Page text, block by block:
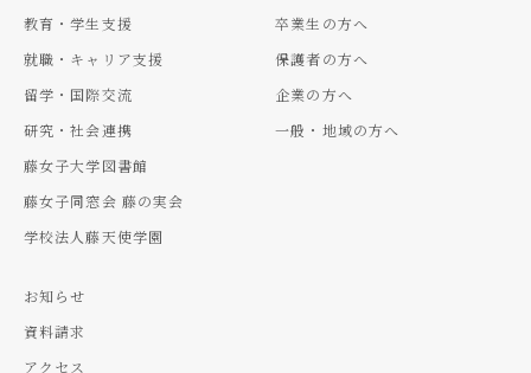
教育・学生支援
就職・キャリア支援
留学・国際交流
研究・社会連携
藤女子大学図書館
藤女子同窓会 藤の実会
学校法人藤天使学園
卒業生の方へ
保護者の方へ
企業の方へ
一般・地域の方へ
お知らせ
資料請求
アクセス